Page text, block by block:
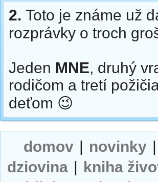
2. Toto je známe už
rozprávky o troch
Jeden MNE, druhý
rodičom a tretí
deťom 😉
domov | novinky |
dziovina | kniha